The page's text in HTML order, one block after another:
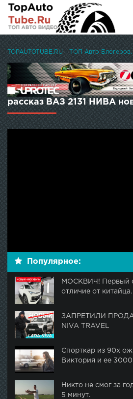
рассказ ВАЗ 2131 НИВА
Популярное:
МОСКВИЧ! Первый
отличие от
ЗАПРЕТИЛИ
NIVA TRAVEL
Спорткар из 90х
Виктория и ее
Никто не смог за
5 минут.